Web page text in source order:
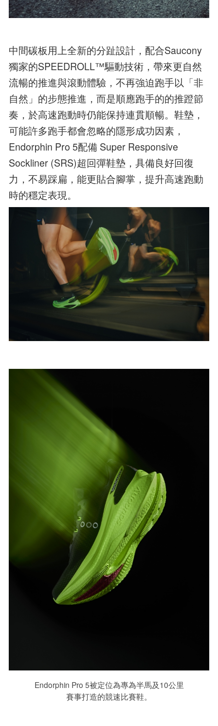
中間碳板用上全新的分趾設計，配合Saucony
獨家的SPEEDROLL™驅動技術，帶來更自然
流暢的推進與滾動體驗，不再強迫跑手以「非
自然」的步態推進，而是順應跑手的的推蹬節
奏，於高速跑動時仍能保持連貫順暢。鞋墊，
可能許多跑手都會忽略的隱形成功因素，
Endorphin Pro 5配備 Super Responsive
Sockliner (SRS)超回彈鞋墊，具備良好回復
力，不易踩扁，能更貼合腳掌，提升高速跑動
時的穩定表現。
Endorphin Pro 5被定位為專為半馬及10公里
賽事打造的競速比賽鞋。